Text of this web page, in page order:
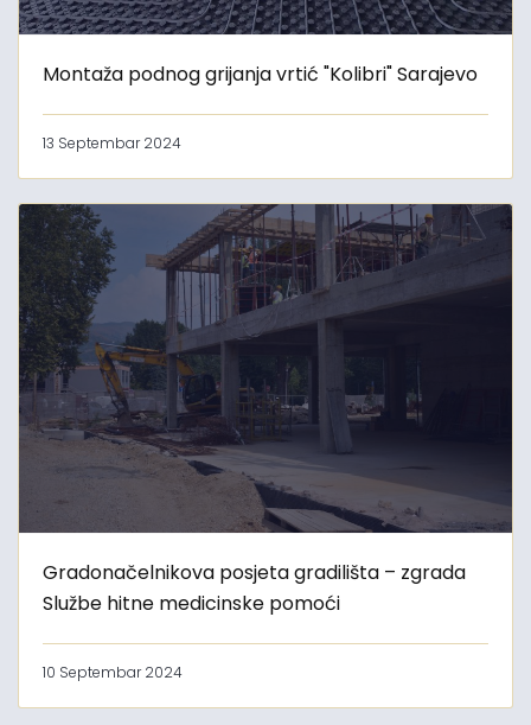
Montaža podnog grijanja vrtić "Kolibri" Sarajevo
13 Septembar 2024
Gradonačelnikova posjeta gradilišta – zgrada
Službe hitne medicinske pomoći
10 Septembar 2024